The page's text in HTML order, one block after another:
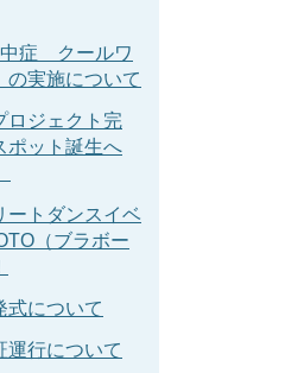
中症 クールワ
の実施について
ロジェクト完
ポット誕生へ
ートダンスイベ
（ブラボー
式について
運行について